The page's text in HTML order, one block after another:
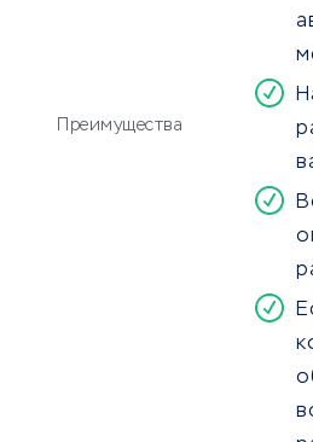
Преимущества